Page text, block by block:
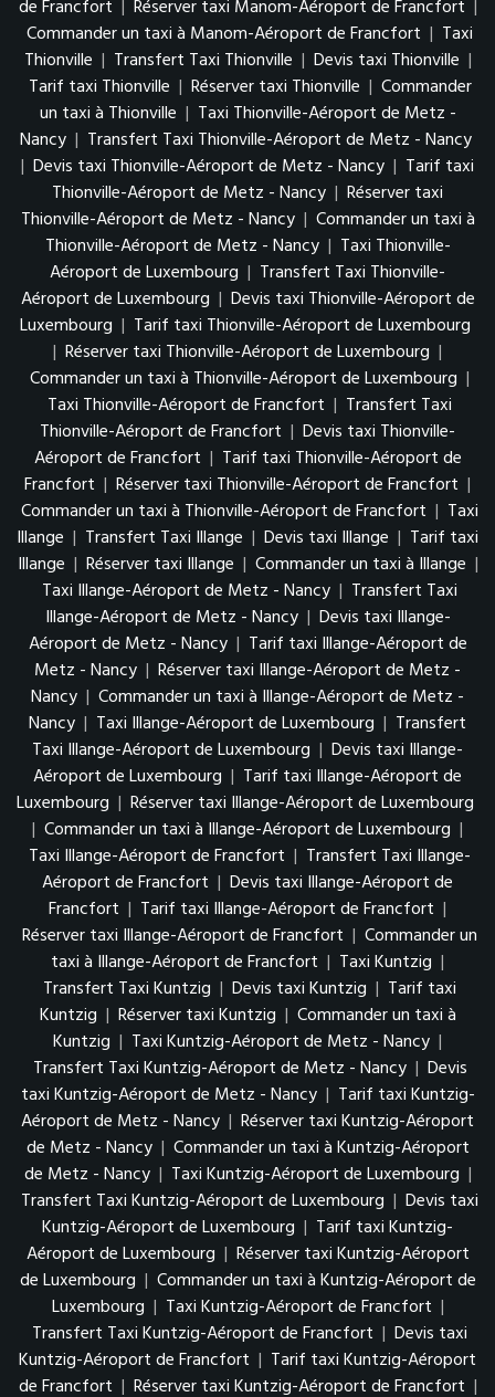
de Francfort | Réserver taxi Manom-Aéroport de Francfort |
Commander un taxi à Manom-Aéroport de Francfort | Taxi
Thionville | Transfert Taxi Thionville | Devis taxi Thionville |
Tarif taxi Thionville | Réserver taxi Thionville | Commander
un taxi à Thionville | Taxi Thionville-Aéroport de Metz -
Nancy | Transfert Taxi Thionville-Aéroport de Metz - Nancy
| Devis taxi Thionville-Aéroport de Metz - Nancy | Tarif taxi
Thionville-Aéroport de Metz - Nancy | Réserver taxi
Thionville-Aéroport de Metz - Nancy | Commander un taxi à
Thionville-Aéroport de Metz - Nancy | Taxi Thionville-
Aéroport de Luxembourg | Transfert Taxi Thionville-
Aéroport de Luxembourg | Devis taxi Thionville-Aéroport de
Luxembourg | Tarif taxi Thionville-Aéroport de Luxembourg
| Réserver taxi Thionville-Aéroport de Luxembourg |
Commander un taxi à Thionville-Aéroport de Luxembourg |
Taxi Thionville-Aéroport de Francfort | Transfert Taxi
Thionville-Aéroport de Francfort | Devis taxi Thionville-
Aéroport de Francfort | Tarif taxi Thionville-Aéroport de
Francfort | Réserver taxi Thionville-Aéroport de Francfort |
Commander un taxi à Thionville-Aéroport de Francfort | Taxi
Illange | Transfert Taxi Illange | Devis taxi Illange | Tarif taxi
Illange | Réserver taxi Illange | Commander un taxi à Illange |
Taxi Illange-Aéroport de Metz - Nancy | Transfert Taxi
Illange-Aéroport de Metz - Nancy | Devis taxi Illange-
Aéroport de Metz - Nancy | Tarif taxi Illange-Aéroport de
Metz - Nancy | Réserver taxi Illange-Aéroport de Metz -
Nancy | Commander un taxi à Illange-Aéroport de Metz -
Nancy | Taxi Illange-Aéroport de Luxembourg | Transfert
Taxi Illange-Aéroport de Luxembourg | Devis taxi Illange-
Aéroport de Luxembourg | Tarif taxi Illange-Aéroport de
Luxembourg | Réserver taxi Illange-Aéroport de Luxembourg
| Commander un taxi à Illange-Aéroport de Luxembourg |
Taxi Illange-Aéroport de Francfort | Transfert Taxi Illange-
Aéroport de Francfort | Devis taxi Illange-Aéroport de
Francfort | Tarif taxi Illange-Aéroport de Francfort |
Réserver taxi Illange-Aéroport de Francfort | Commander un
taxi à Illange-Aéroport de Francfort | Taxi Kuntzig |
Transfert Taxi Kuntzig | Devis taxi Kuntzig | Tarif taxi
Kuntzig | Réserver taxi Kuntzig | Commander un taxi à
Kuntzig | Taxi Kuntzig-Aéroport de Metz - Nancy |
Transfert Taxi Kuntzig-Aéroport de Metz - Nancy | Devis
taxi Kuntzig-Aéroport de Metz - Nancy | Tarif taxi Kuntzig-
Aéroport de Metz - Nancy | Réserver taxi Kuntzig-Aéroport
de Metz - Nancy | Commander un taxi à Kuntzig-Aéroport
de Metz - Nancy | Taxi Kuntzig-Aéroport de Luxembourg |
Transfert Taxi Kuntzig-Aéroport de Luxembourg | Devis taxi
Kuntzig-Aéroport de Luxembourg | Tarif taxi Kuntzig-
Aéroport de Luxembourg | Réserver taxi Kuntzig-Aéroport
de Luxembourg | Commander un taxi à Kuntzig-Aéroport de
Luxembourg | Taxi Kuntzig-Aéroport de Francfort |
Transfert Taxi Kuntzig-Aéroport de Francfort | Devis taxi
Kuntzig-Aéroport de Francfort | Tarif taxi Kuntzig-Aéroport
de Francfort | Réserver taxi Kuntzig-Aéroport de Francfort |